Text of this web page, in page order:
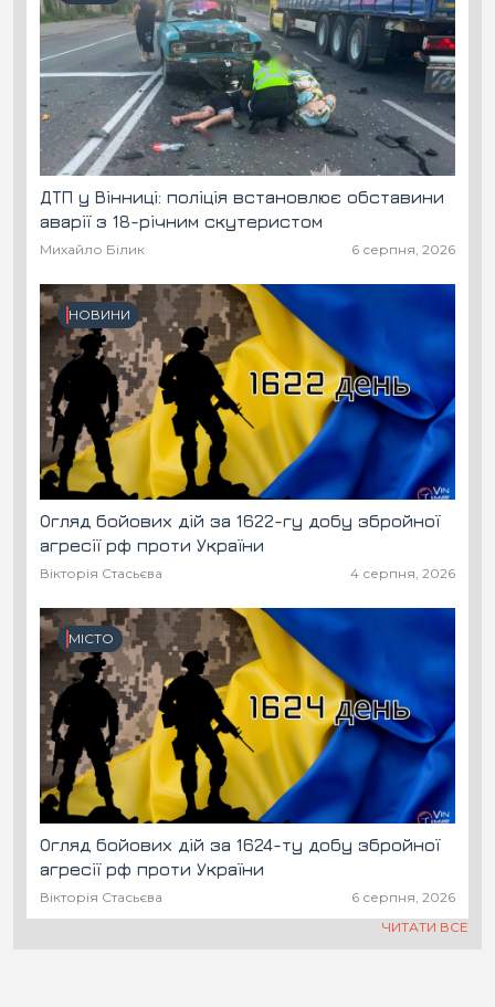
ДТП у Вінниці: поліція встановлює обставини
аварії з 18-річним скутеристом
Михайло Білик 6 серпня, 2026
НОВИНИ
Огляд бойових дій за 1622-гу добу збройної
агресії рф проти України
Вікторія Стасьєва 4 серпня, 2026
МІСТО
Огляд бойових дій за 1624-ту добу збройної
агресії рф проти України
Вікторія Стасьєва
6 серпня, 2026
ЧИТАТИ ВСЕ